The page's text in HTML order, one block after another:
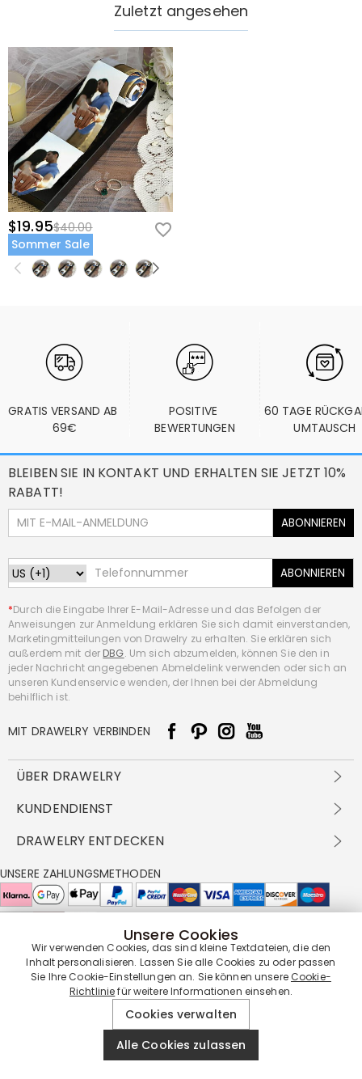
Zuletzt angesehen
$19.95$40.00
Sommer Sale
GRATIS VERSAND AB
69€
POSITIVE
BEWERTUNGEN
60 TAGE
UMTAUSCH
BLEIBEN SIE IN KONTAKT UND ERHALTEN SIE JETZT 10%
RABATT!
ABONNIEREN
ABONNIEREN
*Durch die Eingabe Ihrer E-Mail-Adresse und das Befolgen der
Anweisungen zur Anmeldung erklären Sie sich damit einverstanden,
Marketingmitteilungen von Drawelry zu erhalten. Sie erklären sich
außerdem mit der DBG. Um sich abzumelden, können Sie den in
jeder Nachricht angegebenen Abmeldelink verwenden oder sich an
unseren Kundenservice wenden, der Ihnen bei der Abmeldung
behilflich ist.
MIT DRAWELRY VERBINDEN
ÜBER DRAWELRY
Über Uns
DBG
FAQ
Cookie-Richtlinie
KUNDENDIENST
Versandbedingungen
Rückgabe & Umtausch
Pflegehinweis
DRAWELRY ENTDECKEN
Großhandelsangebot
Drawelry Prime
Bonusprogramm
UNSERE ZAHLUNGSMETHODEN
UNSERE LIEFERPARTNER
UNSERE SERVICEGARANTIE
© 2019 - 2026DrawelryWebsite All Rights Reserved.
Unsere Cookies
Wir verwenden Cookies, das sind kleine Textdateien, die den
Inhalt personalisieren. Lassen Sie alle Cookies zu oder passen
Sie Ihre Cookie-Einstellungen an. Sie können unsereCookie-
Richtliniefür weitere Informationen einsehen.
Cookies verwalten
Alle Cookies zulassen